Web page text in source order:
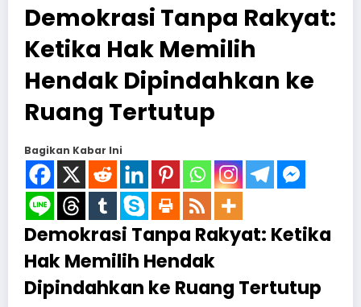
Demokrasi Tanpa Rakyat:
Ketika Hak Memilih
Hendak Dipindahkan ke
Ruang Tertutup
Bagikan Kabar Ini
Demokrasi Tanpa Rakyat: Ketika
Hak Memilih Hendak
Dipindahkan ke Ruang Tertutup